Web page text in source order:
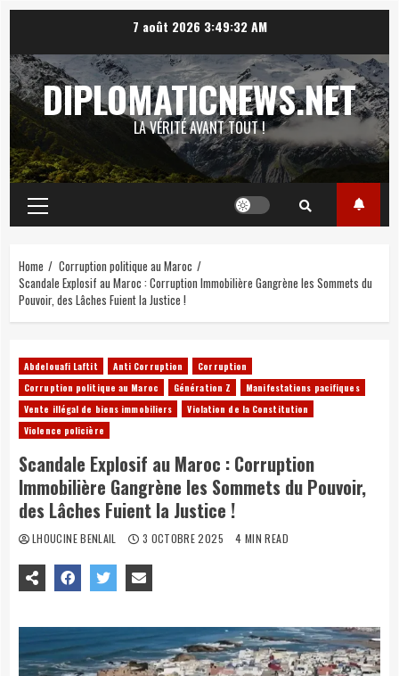
content
7 août 2026 3:49:34 AM
DIPLOMATICNEWS.NET
LA VÉRITÉ AVANT TOUT !
Primary
Menu
Home
Corruption politique au Maroc
Scandale Explosif au Maroc : Corruption Immobilière Gangrène les Sommets du
Pouvoir, des Lâches Fuient la Justice !
Abdelouafi Laftit Anti Corruption
Corruption
Corruption politique au Maroc
Génération Z
Manifestations pacifiques
Vente illégal de biens immobiliers
Violation de la Constitution
Violence policière
Scandale Explosif au Maroc : Corruption
Immobilière Gangrène les Sommets du Pouvoir,
des Lâches Fuient la Justice !
LHOUCINE BENLAIL 3 OCTOBRE 2025 4 MIN READ